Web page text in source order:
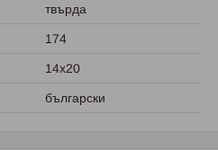
твърда
174
14x20
български